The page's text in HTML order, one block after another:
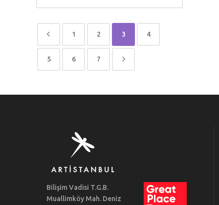
1 2 3 4
5 6 7
Bilişim Vadisi T.G.B.
Muallimköy Mah. Deniz